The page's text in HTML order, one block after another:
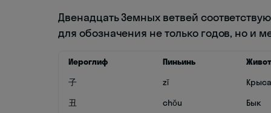
Двенадцать Земных ветвей
для обозначения не только годов, но и
Иероглиф Пиньинь
子
zǐ Крыса
丑
chǒu Бык